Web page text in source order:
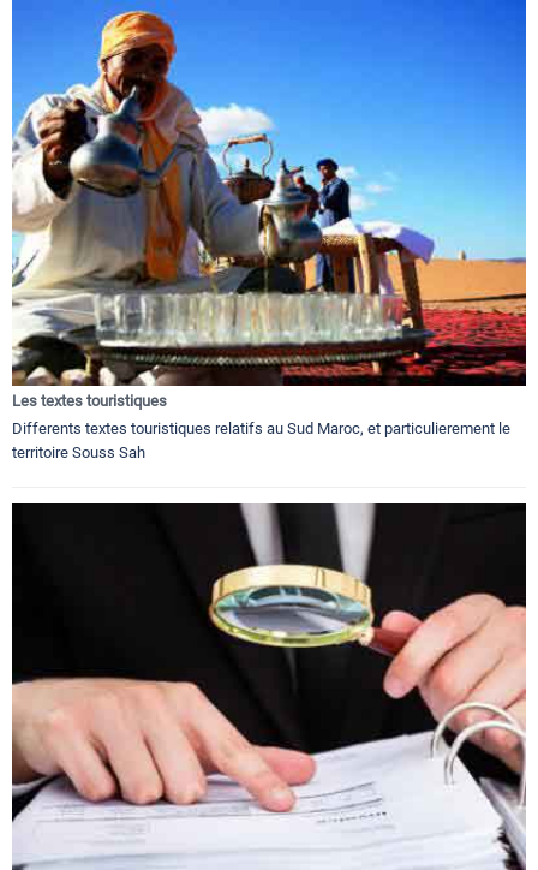
Les textes touristiques
Differents textes touristiques relatifs au Sud Maroc, et particulierement le
territoire Souss Sah